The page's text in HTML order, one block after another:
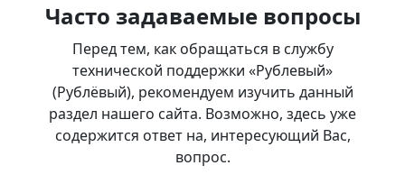
Часто задаваемые вопросы
Перед тем, как обращаться в службу
технической поддержки «Рублевый»
(Рублёвый), рекомендуем изучить данный
раздел нашего сайта. Возможно, здесь уже
содержится ответ на, интересующий Вас,
вопрос.